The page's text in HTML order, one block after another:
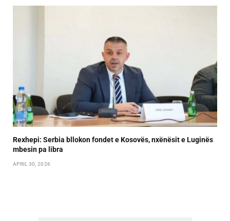
Rexhepi: Serbia bllokon fondet e Kosovës, nxënësit e Luginës
mbesin pa libra
APRIL 30, 2026